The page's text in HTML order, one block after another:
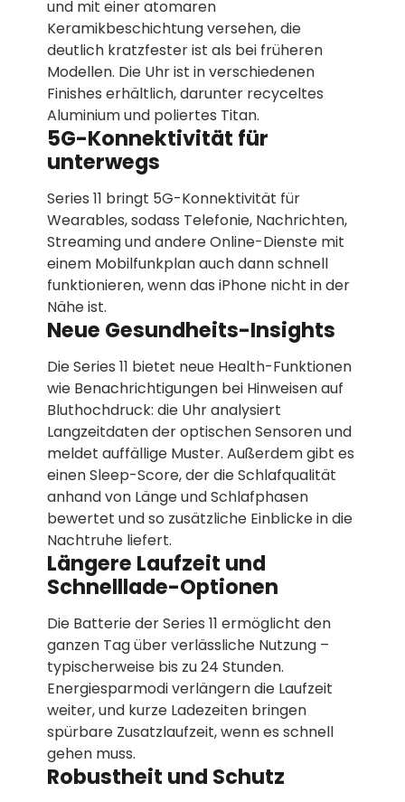
und mit einer atomaren
Keramikbeschichtung versehen, die
deutlich kratzfester ist als bei früheren
Modellen. Die Uhr ist in verschiedenen
Finishes erhältlich, darunter recyceltes
Aluminium und poliertes Titan.
5G-Konnektivität für
unterwegs
Series 11 bringt 5G-Konnektivität für
Wearables, sodass Telefonie, Nachrichten,
Streaming und andere Online-Dienste mit
einem Mobilfunkplan auch dann schnell
funktionieren, wenn das iPhone nicht in der
Nähe ist.
Neue Gesundheits-Insights
Die Series 11 bietet neue Health-Funktionen
wie Benachrichtigungen bei Hinweisen auf
Bluthochdruck: die Uhr analysiert
Langzeitdaten der optischen Sensoren und
meldet auffällige Muster. Außerdem gibt es
einen Sleep-Score, der die Schlafqualität
anhand von Länge und Schlafphasen
bewertet und so zusätzliche Einblicke in die
Nachtruhe liefert.
Längere Laufzeit und
Schnelllade-Optionen
Die Batterie der Series 11 ermöglicht den
ganzen Tag über verlässliche Nutzung –
typischerweise bis zu 24 Stunden.
Energiesparmodi verlängern die Laufzeit
weiter, und kurze Ladezeiten bringen
spürbare Zusatzlaufzeit, wenn es schnell
gehen muss.
Robustheit und Schutz